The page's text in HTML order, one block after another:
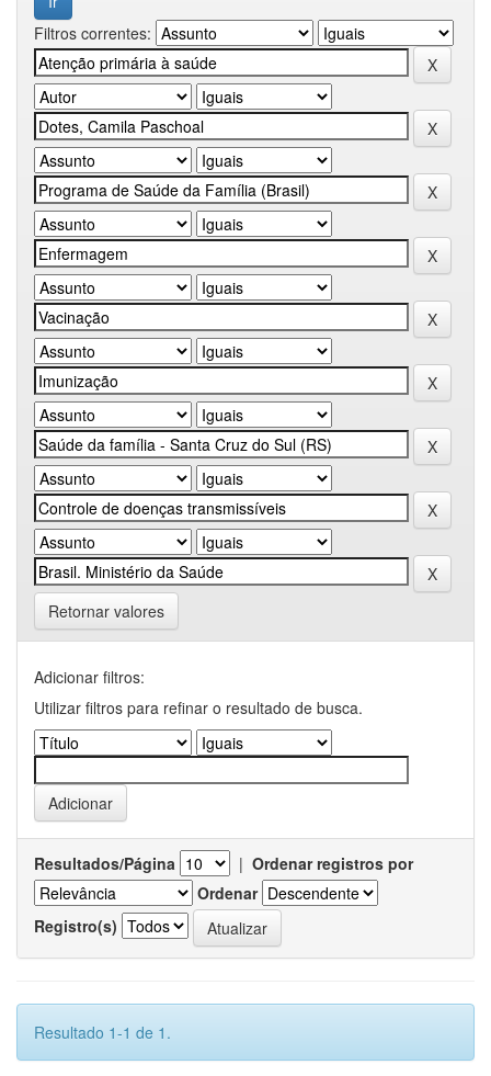
Filtros correntes:
Retornar valores
Adicionar filtros:
Utilizar filtros para refinar o resultado de busca.
Resultados/Página | Ordenar registros por
Ordenar
Registro(s)
Resultado 1-1 de 1.